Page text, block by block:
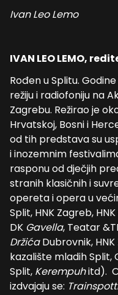
Ivan Leo Lemo
IVAN LEO LEMO,
Rođen u Splitu.
režiju i radiofoniju na
Zagrebu. Režirao je
Hrvatskoj, Bosni i
od tih predstava su
i inozemnim
rasponu od dječjih
stranih klasičnih i
opereta i opera u
Split, HNK Zagreb, HNK
DK Gavella, Teatar
Držića Dubrovnik,
kazalište mladih Split,
Split, Kerempuhitd).
izdvajaju se: